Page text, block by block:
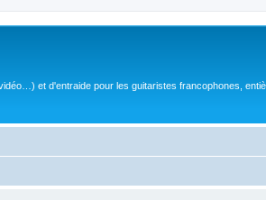
et d'entraide pour les guitaristes francophones,